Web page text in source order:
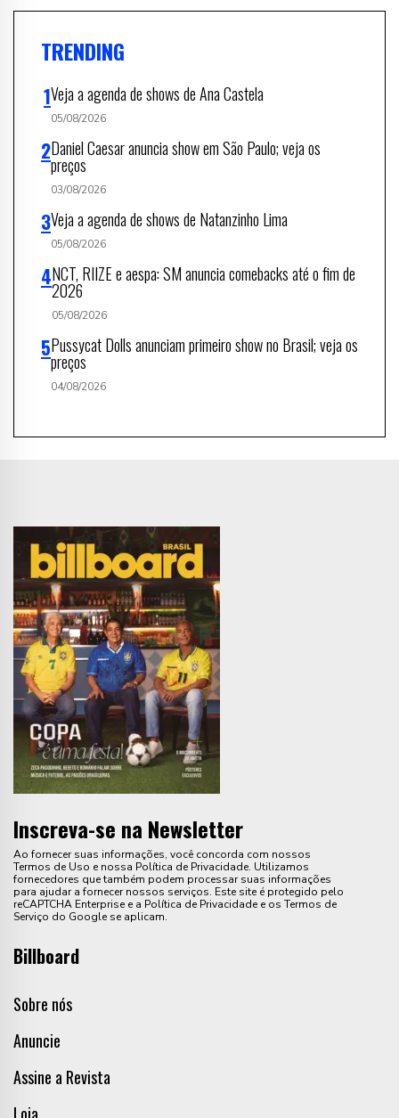
TRENDING
Veja a agenda de shows de Ana Castela
05/08/2026
Daniel Caesar anuncia show em São Paulo; veja os
preços
03/08/2026
Veja a agenda de shows de Natanzinho Lima
05/08/2026
NCT, RIIZE e aespa: SM anuncia comebacks até o fim de
2026
05/08/2026
Pussycat Dolls anunciam primeiro show no Brasil; veja os
preços
04/08/2026
Inscreva-se na Newsletter
Ao fornecer suas informações, você concorda com nossos
Termos de Uso e nossa Política de Privacidade. Utilizamos
fornecedores que também podem processar suas informações
para ajudar a fornecer nossos serviços. Este site é protegido pelo
reCAPTCHA Enterprise e a Política de Privacidade e os Termos de
Serviço do Google se aplicam.
Billboard
Sobre nós
Anuncie
Assine a Revista